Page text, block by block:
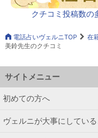
クチコミ投稿数の
電話占いヴェルニTOP 在
美鈴先生のクチコミ
サイトメニュー
初めての方へ
ヴェルニが大事にしている